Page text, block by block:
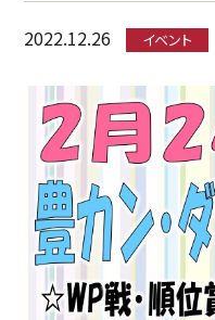
2022.12.26 イベント